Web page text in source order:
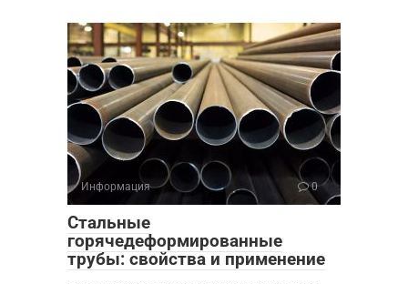
Информация 0
Стальные
горячедеформированные
трубы: свойства и применение